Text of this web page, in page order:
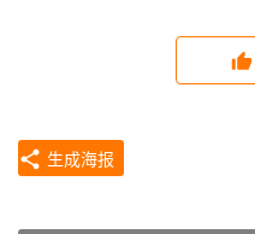
生成海报